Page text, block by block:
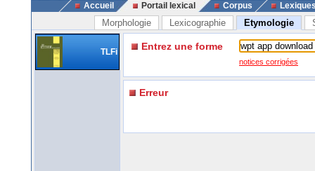
Accueil Portail lexical Corpus
Morphologie Lexicographie Etymologie
TLFi Entrez une forme
notices corrigées
Erreur